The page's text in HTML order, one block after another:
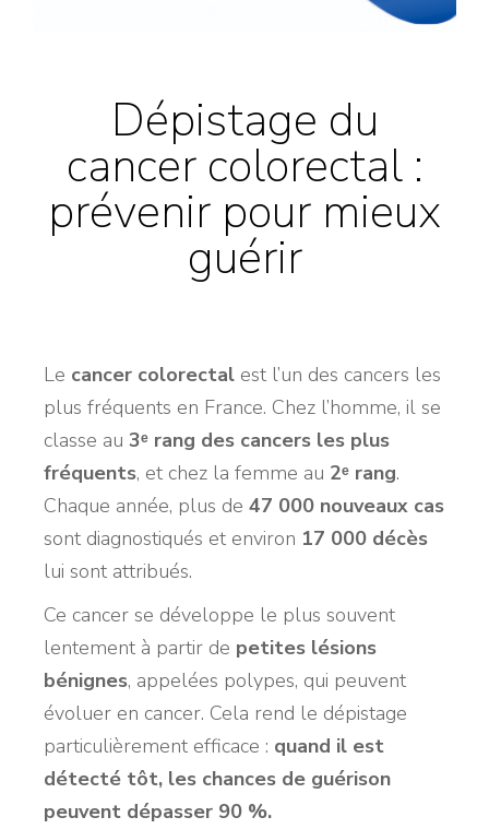
Dépistage du
cancer colorectal :
prévenir pour mieux
guérir
Le cancer colorectal est l’un des cancers les
plus fréquents en France. Chez l’homme, il se
classe au 3ᵉ rang des cancers les plus
fréquents, et chez la femme au 2ᵉ rang.
Chaque année, plus de 47 000 nouveaux cas
sont diagnostiqués et environ 17 000 décès
lui sont attribués.
Ce cancer se développe le plus souvent
lentement à partir de petites lésions
bénignes, appelées polypes, qui peuvent
évoluer en cancer. Cela rend le dépistage
particulièrement efficace : quand il est
détecté tôt, les chances de guérison
peuvent dépasser 90 %.